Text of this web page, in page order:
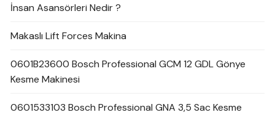
İnsan Asansörleri Nedir ?
Makaslı Lift Forces Makina
0601B23600 Bosch Professional GCM 12 GDL Gönye
Kesme Makinesi
0601533103 Bosch Professional GNA 3,5 Sac Kesme